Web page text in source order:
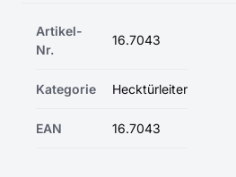
Artikel-
Nr.
16.7043
Kategorie Hecktürleiter
EAN 16.7043